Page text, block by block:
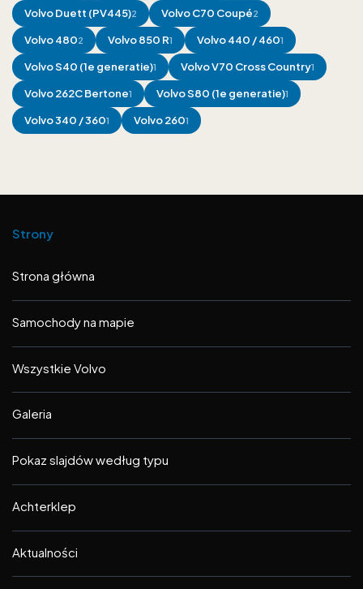
VolvoDuett (PV445)2 VolvoC70 Coupé2
Volvo4802 Volvo850 R1 Volvo440 / 4601
VolvoS40 (1e generatie)1 VolvoV70 Cross Country1
Volvo262C Bertone1 VolvoS80 (1e generatie)1
Volvo340 / 3601 Volvo2601
Strony
Strona główna
Samochody na mapie
Wszystkie Volvo
Galeria
Pokaz slajdów według typu
Achterklep
Aktualności